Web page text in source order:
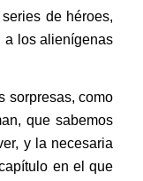
de héroes,
a los alienígenas
sorpresas, como
que sabemos
y la necesaria
en el que